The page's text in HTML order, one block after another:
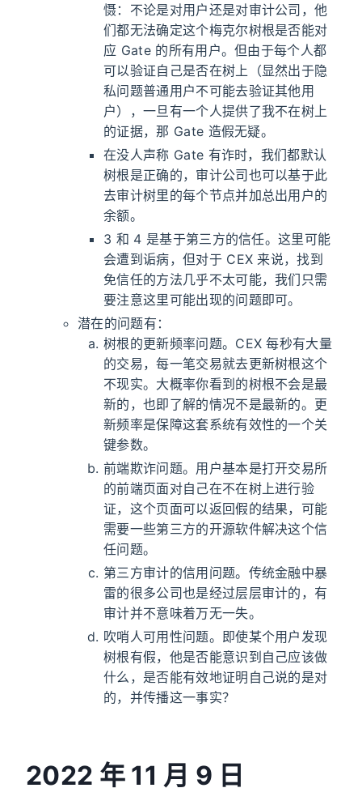
慑：不论是对用户还是对审计公司，他
们都无法确定这个梅克尔树根是否能对
应 Gate 的所有用户。但由于每个人都
可以验证自己是否在树上（显然出于隐
私问题普通用户不可能去验证其他用
户），一旦有一个人提供了我不在树上
的证据，那 Gate 造假无疑。
在没人声称 Gate 有诈时，我们都默认
树根是正确的，审计公司也可以基于此
去审计树里的每个节点并加总出用户的
余额。
3 和 4 是基于第三方的信任。这里可能
会遭到诟病，但对于 CEX 来说，找到
免信任的方法几乎不太可能，我们只需
要注意这里可能出现的问题即可。
潜在的问题有：
树根的更新频率问题。CEX 每秒有大量
的交易，每一笔交易就去更新树根这个
不现实。大概率你看到的树根不会是最
新的，也即了解的情况不是最新的。更
新频率是保障这套系统有效性的一个关
键参数。
前端欺诈问题。用户基本是打开交易所
的前端页面对自己在不在树上进行验
证，这个页面可以返回假的结果，可能
需要一些第三方的开源软件解决这个信
任问题。
第三方审计的信用问题。传统金融中暴
雷的很多公司也是经过层层审计的，有
审计并不意味着万无一失。
吹哨人可用性问题。即使某个用户发现
树根有假，他是否能意识到自己应该做
什么，是否能有效地证明自己说的是对
的，并传播这一事实？
2022 年 11 月 9 日